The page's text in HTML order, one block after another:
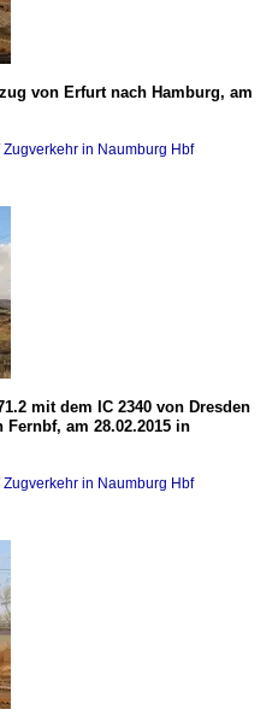
von Erfurt nach Hamburg, am
in Naumburg Hbf
mit dem IC 2340 von Dresden
Fernbf, am 28.02.2015 in
in Naumburg Hbf